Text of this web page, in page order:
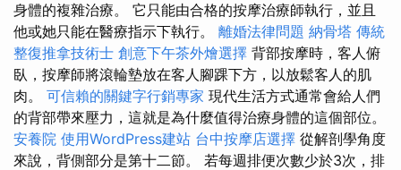
身體的複雜治療。 它只能由合格的按摩治療師執行，並且
他或她只能在醫療指示下執行。 離婚法律問題 納骨塔 傳統
整復推拿技術士 創意下午茶外燴選擇 背部按摩時，客人俯
臥，按摩師將滾輪墊放在客人腳踝下方，以放鬆客人的肌
肉。 可信賴的關鍵字行銷專家 現代生活方式通常會給人們
的背部帶來壓力，這就是為什麼值得治療身體的這個部位。
安養院 使用WordPress建站 台中按摩店選擇 從解剖學角度
來說，背側部分是第十二節。 若每週排便次數少於3次，排